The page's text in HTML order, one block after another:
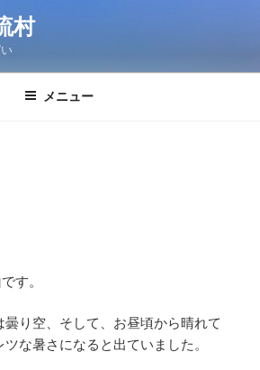
村
メニュー
す。
り空、そして、お昼頃から晴れて
な暑さになると出ていました。